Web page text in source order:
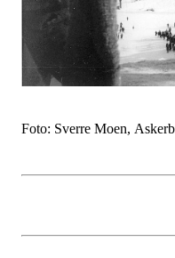
Foto: Sverre Moen,